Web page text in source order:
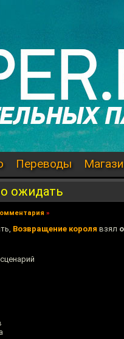
Переводы
ожидать
»
Возвращение короля взял